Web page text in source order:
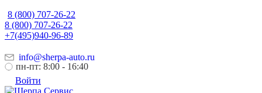
8 (800) 707-26-22
8 (800) 707-26-22
+7(495)940-96-89
info@sherpa-auto.ru
пн-пт: 8:00 - 16:40
Войти